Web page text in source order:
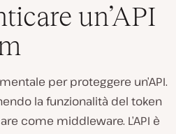
un’API
per proteggere un’API.
la funzionalità del token
come middleware. L’API è